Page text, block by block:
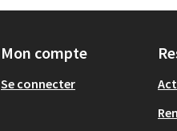
Mon compte
Se connecter